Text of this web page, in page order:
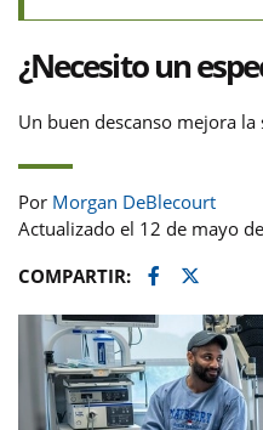
¿Necesito un
Un buen descanso mejora la
Por Morgan DeBlecourt
Actualizado el 12 de mayo
COMPARTIR:
Facebook
Twitter